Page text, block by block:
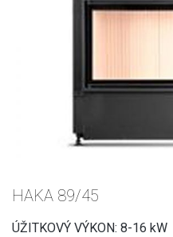
HAKA 89/45
ÚŽITKOVÝ VÝKON: 8-16 kW